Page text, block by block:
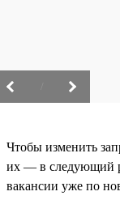
Чтобы изменить
их — в следующий
вакансии уже по